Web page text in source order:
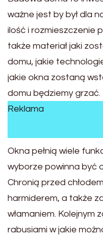
ważne jest by był dla
ilość i rozmieszczenie
także materiał jaki
domu, jakie
jakie okna zostaną
domu będziemy grzać.
Reklama
Okna pełnią wiele
wyborze powinna być
Chronią przed
harmiderem, a także
włamaniem. Kolejnym
rabusiami w jakie